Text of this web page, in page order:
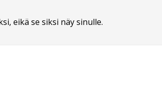
eikä se siksi näy sinulle.